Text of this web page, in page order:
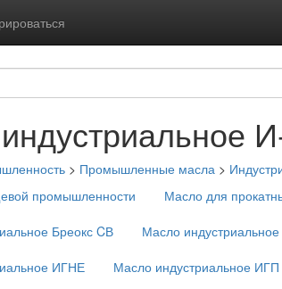
> Промышленные масла >
промышленности
Масло для
Бреокс CВ
Масло
ИГНЕ
Масло индустриальное ИГП